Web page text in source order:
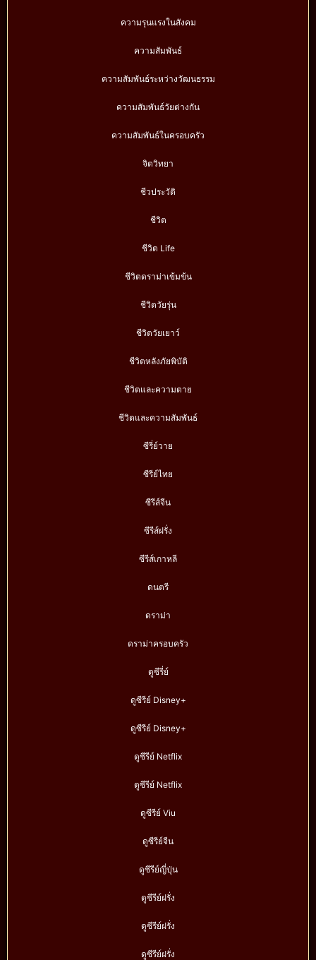
ความรุนแรงในสังคม
ความสัมพันธ์
ความสัมพันธ์ระหว่างวัฒนธรรม
ความสัมพันธ์วัยต่างกัน
ความสัมพันธ์ในครอบครัว
จิตวิทยา
ชีวประวัติ
ชีวิต
ชีวิต Life
ชีวิตดราม่าเข้มข้น
ชีวิตวัยรุ่น
ชีวิตวัยเยาว์
ชีวิตหลังภัยพิบัติ
ชีวิตและความตาย
ชีวิตและความสัมพันธ์
ซีรี่ย์วาย
ซีรีย์ไทย
ซีรีส์จีน
ซีรีส์ฝรั่ง
ซีรีส์เกาหลี
ดนตรี
ดราม่า
ดราม่าครอบครัว
ดูซีรี่ย์
ดูซีรีย์ Disney+
ดูซีรีย์ Disney+
ดูซีรีย์ Netflix
ดูซีรีย์ Netflix
ดูซีรีย์ Viu
ดูซีรีย์จีน
ดูซีรีย์ญี่ปุ่น
ดูซีรีย์ฝรั่ง
ดูซีรีย์ฝรั่ง
ดูซีรีย์ฝรั่ง